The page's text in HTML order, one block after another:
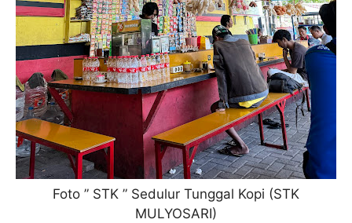
Foto ” STK ” Sedulur Tunggal Kopi (STK
MULYOSARI)